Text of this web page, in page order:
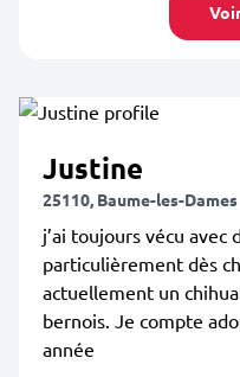
Justine
25110, Baume-les-Dames
j’ai toujours vécu avec
particulièrement dès
actuellement un
bernois. Je compte
année